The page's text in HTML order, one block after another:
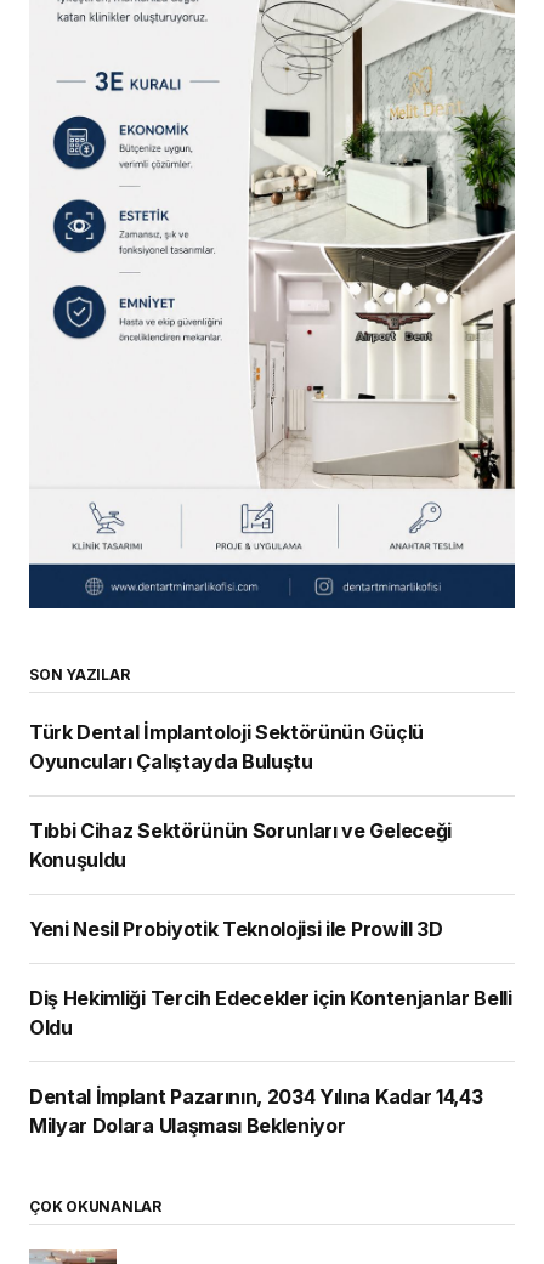
SON YAZILAR
Türk Dental İmplantoloji Sektörünün Güçlü
Oyuncuları Çalıştayda Buluştu
Tıbbi Cihaz Sektörünün Sorunları ve Geleceği
Konuşuldu
Yeni Nesil Probiyotik Teknolojisi ile Prowill 3D
Diş Hekimliği Tercih Edecekler için Kontenjanlar Belli
Oldu
Dental İmplant Pazarının, 2034 Yılına Kadar 14,43
Milyar Dolara Ulaşması Bekleniyor
ÇOK OKUNANLAR